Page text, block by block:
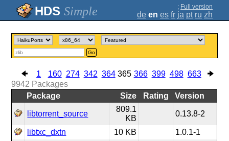
Simple ; Full version
de en es fr ja pt ru zh
Go
1 160 274 342 364 365 366 399 498 663
9942 Packages
Package
Size Rating Version
libtorrent_source
809.1
KB
0.13.8-2
libtxc_dxtn 10 KB 1.0.1-1